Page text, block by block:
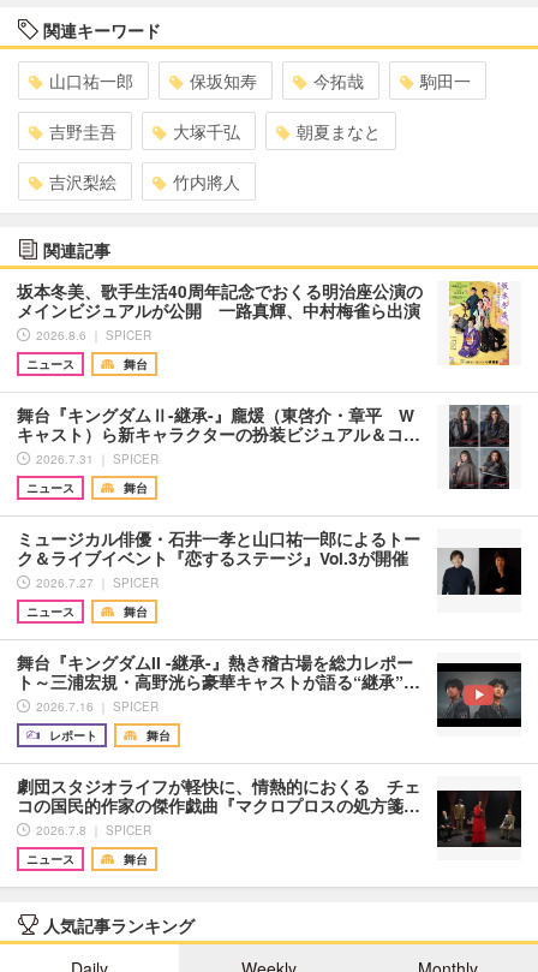
関連キーワード
山口祐一郎 保坂知寿 今拓哉 駒田一
吉野圭吾 大塚千弘 朝夏まなと
吉沢梨絵 竹内將人
関連記事
坂本冬美、歌手生活40周年記念でおくる明治座公演の
メインビジュアルが公開 一路真輝、中村梅雀ら出演
2026.8.6 ｜ SPICER
ニュース
舞台
舞台『キングダムⅡ-継承-』龐煖（東啓介・章平 W
キャスト）ら新キャラクターの扮装ビジュアル＆コ…
2026.7.31 ｜ SPICER
ニュース
舞台
ミュージカル俳優・石井一孝と山口祐一郎によるトー
ク＆ライブイベント『恋するステージ』Vol.3が開催
2026.7.27 ｜ SPICER
ニュース
舞台
舞台『キングダムII -継承-』熱き稽古場を総力レポー
ト～三浦宏規・高野洸ら豪華キャストが語る“継承”…
2026.7.16 ｜ SPICER
レポート
舞台
劇団スタジオライフが軽快に、情熱的におくる チェ
コの国民的作家の傑作戯曲『マクロプロスの処方箋…
2026.7.8 ｜ SPICER
ニュース
舞台
人気記事ランキング